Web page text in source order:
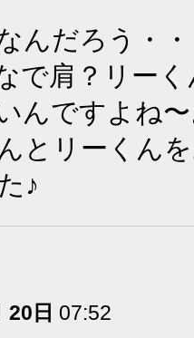
んだろう・
で肩？リー
んですよね
とリーくん
♪
20日 07:52